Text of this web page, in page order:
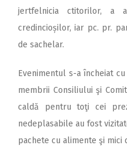
jertfelnicia ctitorilor, a
credincioșilor, iar pc. pr.
de sachelar.
Evenimentul s-a încheiat
membrii Consiliului şi
caldă pentru toţi cei
nedeplasabile au fost
pachete cu alimente şi mici